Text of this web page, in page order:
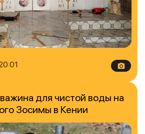
для чистой воды на
Зосимы в Кении